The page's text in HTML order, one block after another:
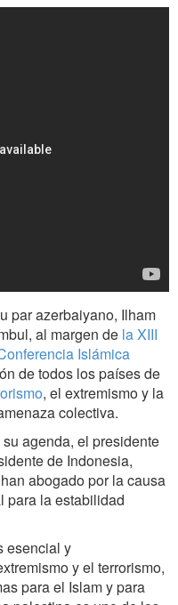
par azerbaiyano, Ilham
al margen de la XIII
Islámica
de todos los países de
, el extremismo y la
colectiva.
agenda, el presidente
de Indonesia,
abogado por la causa
para la estabilidad
esencial y
y el terrorismo,
para el Islam y para